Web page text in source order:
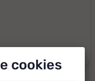
cookies